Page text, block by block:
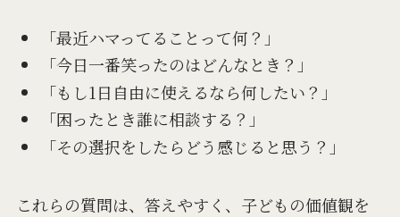
「最近ハマってることって何？」
「今日一番笑ったのはどんなとき？」
「もし1日自由に使えるなら何したい？」
「困ったとき誰に相談する？」
「その選択をしたらどう感じると思う？」
これらの質問は、答えやすく、子どもの価値観を